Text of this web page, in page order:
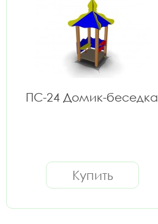
ПС-24 Домик-беседка
Купить